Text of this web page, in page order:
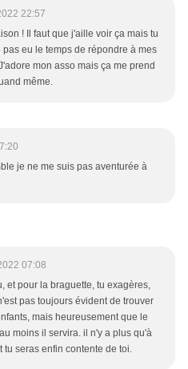
22:57
! Il faut que j'aille voir ça mais tu
pas eu le temps de répondre à mes
mon asso mais ça me prend
même.
je ne me suis pas aventurée à
07:08
et pour la braguette, tu exagères,
pas toujours évident de trouver
mais heureusement que le
moins il servira. il n'y a plus qu'à
tu seras enfin contente de toi.